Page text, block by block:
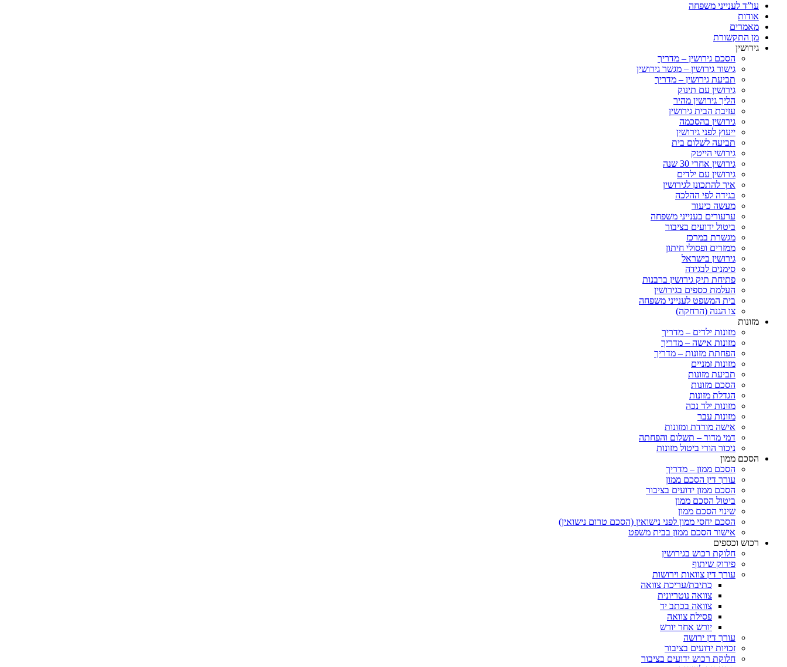
עו”ד לענייני משפחה
אודות
מאמרים
מן התקשורת
גירושין
הסכם גירושין – מדריך
גישור גירושין – מגשר גירושין
תביעת גירושין – מדריך
גירושין עם תינוק
הליך גירושין מהיר
עזיבת הבית גירושין
גירושין בהסכמה
ייעוץ לפני גירושין
תביעה לשלום בית
גירושי הייטק
גירושין אחרי 30 שנה
גירושין עם ילדים
איך להתכונן לגירושין
בגידה לפי ההלכה
מעשה כיעור
ערעורים בענייני משפחה
ביטול ידועים בציבור
מגשרת במרכז
ממזרים ופסולי חיתון
גירושין בישראל
סימנים לבגידה
פתיחת תיק גירושין ברבנות
העלמת כספים בגירושין
בית המשפט לענייני משפחה
צו הגנה (הרחקה)
מזונות
מזונות ילדים – מדריך
מזונות אישה – מדריך
הפחתת מזונות – מדריך
מזונות זמניים
תביעת מזונות
הסכם מזונות
הגדלת מזונות
מזונות ילד נכה
מזונות עבר
אישה מורדת ומזונות
דמי מדור – תשלום והפחתה
ניכור הורי ביטול מזונות
הסכם ממון
הסכם ממון – מדריך
עורך דין הסכם ממון
הסכם ממון ידועים בציבור
ביטול הסכם ממון
שינוי הסכם ממון
הסכם יחסי ממון לפני נישואין (הסכם טרום נישואין)
אישור הסכם ממון בבית משפט
רכוש וכספים
חלוקת רכוש בגירושין
פירוק שיתוף
עורך דין צוואות וירושות
כתיבת/עריכת צוואה
צוואה נוטריונית
צוואה בכתב יד
פסילת צוואה
יורש אחר יורש
עורך דין ירושה
זכויות ידועים בציבור
חלוקת רכוש ידועים בציבור